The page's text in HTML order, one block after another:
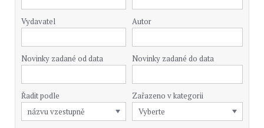
Vydavatel Autor
Novinky zadané od data Novinky zadané do data
Řadit podle Zařazeno v kategorii